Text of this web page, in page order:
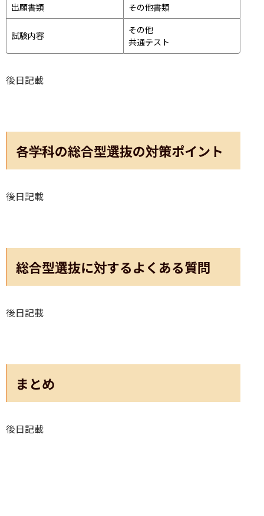
出願書類
その他書類
試験内容
その他
共通テスト
後日記載
各学科の総合型選抜の対策ポイント
後日記載
総合型選抜に対するよくある質問
後日記載
まとめ
後日記載